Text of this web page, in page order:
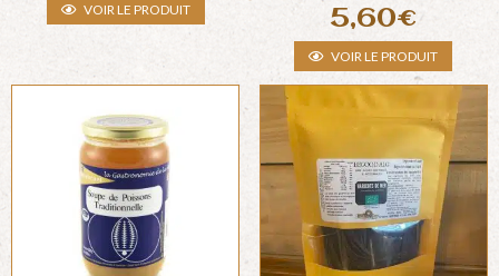
VOIR LE PRODUIT 5,60€
VOIR LE PRODUIT